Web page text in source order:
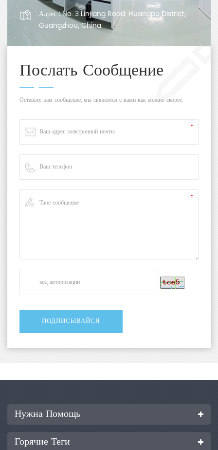
Адрес :No. 3 Linjiang Road, Huangpu District,
Guangzhou, China
Послать Сообщение
Оставьте нам сообщение, мы свяжемся с вами как можно скорее.
Нужна Помощь
Горячие Теги